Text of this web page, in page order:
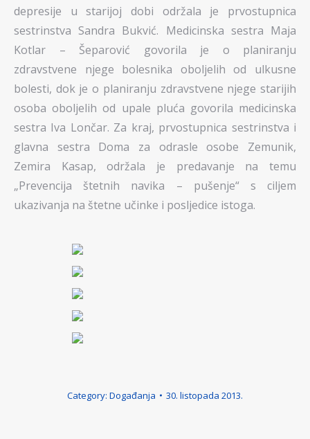
depresije u starijoj dobi održala je prvostupnica
sestrinstva Sandra Bukvić. Medicinska sestra Maja
Kotlar – Šeparović govorila je o planiranju
zdravstvene njege bolesnika oboljelih od ulkusne
bolesti, dok je o planiranju zdravstvene njege starijih
osoba oboljelih od upale pluća govorila medicinska
sestra Iva Lončar. Za kraj, prvostupnica sestrinstva i
glavna sestra Doma za odrasle osobe Zemunik,
Zemira Kasap, održala je predavanje na temu
„Prevencija štetnih navika – pušenje“ s ciljem
ukazivanja na štetne učinke i posljedice istoga.
Category: Događanja 30. listopada 2013.